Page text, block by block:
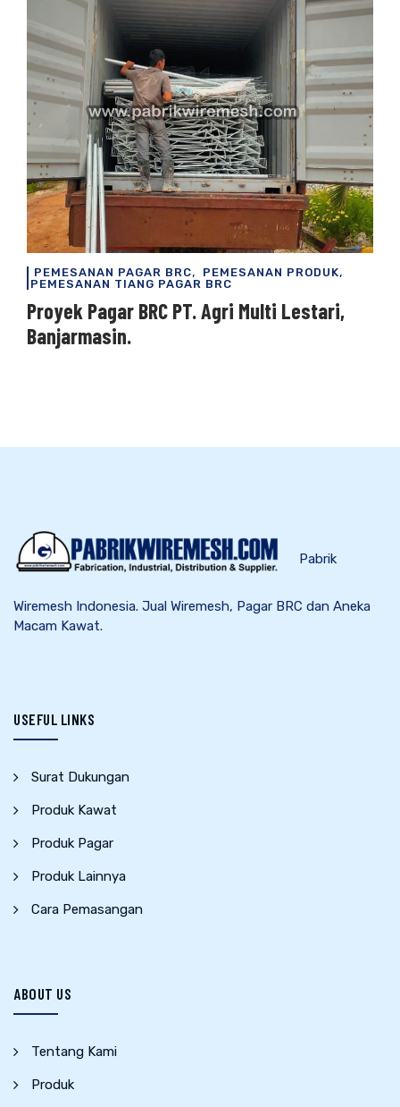
PEMESANAN PAGAR BRC, PEMESANAN PRODUK,
PEMESANAN TIANG PAGAR BRC
Proyek Pagar BRC PT. Agri Multi Lestari,
Banjarmasin.
Pabrik
Wiremesh Indonesia. Jual Wiremesh, Pagar BRC dan Aneka
Macam Kawat.
USEFUL LINKS
Surat Dukungan
Produk Kawat
Produk Pagar
Produk Lainnya
Cara Pemasangan
ABOUT US
Tentang Kami
Produk